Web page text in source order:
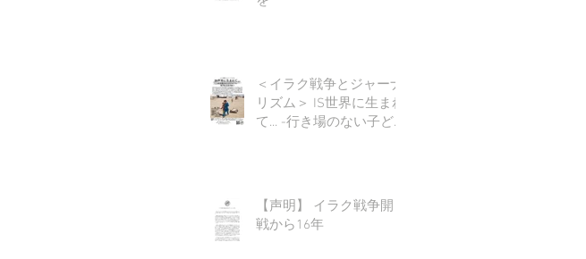
＜イラク戦争とジャーナ
リズム＞ IS世界に生まれ
て... -行き場のない子ど
【声明】 イラク戦争開
戦から16年